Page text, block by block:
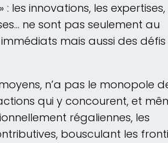
les innovations, les expertises,
ne sont pas seulement au
mais aussi des
n’a pas le monopole
qui y concourent, et
régaliennes, les
bousculant les